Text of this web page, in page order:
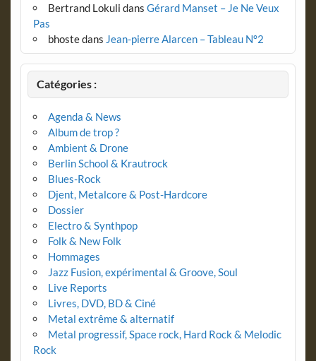
Bertrand Lokuli dans Gérard Manset – Je Ne Veux
Pas
bhostedans Jean-pierre Alarcen – Tableau N°2
Catégories :
Agenda & News
Album de trop ?
Ambient & Drone
Berlin School & Krautrock
Blues-Rock
Djent, Metalcore & Post-Hardcore
Dossier
Electro & Synthpop
Folk & New Folk
Hommages
Jazz Fusion, expérimental & Groove, Soul
Live Reports
Livres, DVD, BD & Ciné
Metal extrême & alternatif
Metal progressif, Space rock, Hard Rock & Melodic
Rock